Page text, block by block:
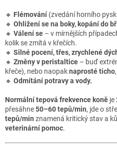
🔸 Flémování (zvedání horního
🔸 Ohližení se na boky, kopání do
🔸 Válení se – v mírnějších
kolik se zmítá v křečích.
🔸 Silné pocení, třes, zrychlené
🔸 Změny v peristaltice – buď
křeče), nebo naopaknaprosté ticho
🔸 Odmítání potravy a vody.
Normální tepová frekvence koně je
přesáhne50–60 tepů/min, jde o
tepů/min znamená kritický stav a
veterinární pomoc.